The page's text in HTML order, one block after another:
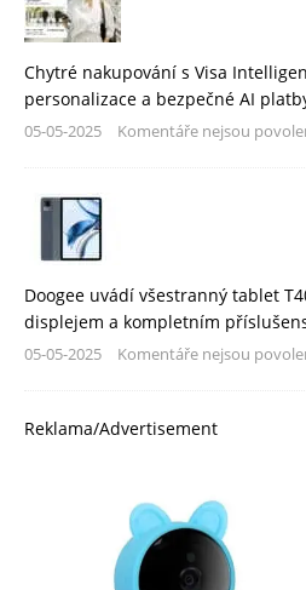
Chytré nakupování s Visa
personalizace a bezpečné AI
05-05-2025 Komentáře nejsou
Doogee uvádí všestranný tablet
displejem a kompletním
05-05-2025 Komentáře nejsou
Reklama/Advertisement